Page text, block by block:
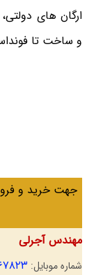
ارگان های
و ساخت تا
جهت خرید و
مهندس آجرلی
شماره موبایل: